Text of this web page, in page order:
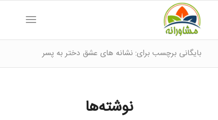
بایگانی برچسب برای: نشانه های عشق دختر به پسر
نوشته‌ها